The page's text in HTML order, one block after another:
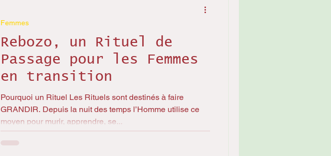
Rebozo, un Rituel de
Passage pour les Femmes
en transition
Pourquoi un Rituel Les Rituels sont destinés à faire
GRANDIR. Depuis la nuit des temps l’Homme utilise ce
moyen pour murir, apprendre, se...
Femmes